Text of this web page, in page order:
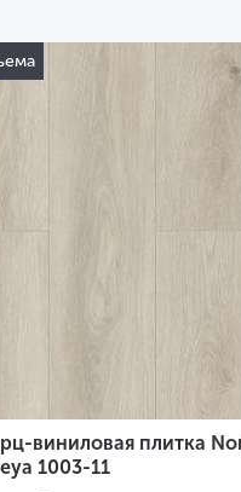
виниловая плитка
1003-11